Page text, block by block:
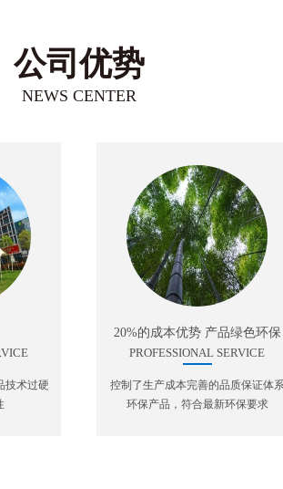
公司优势
NEWS CENTER
技术过硬
20%的成本优势 产品绿色环保
PROFESSIONAL SERVICE
控制了生产成本完善的品质保证体
环保产品，符合最新环保要求